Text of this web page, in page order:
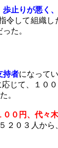
歩止りが悪く
令して組織し
った。
持者になってい
じて、１０
た。
００円、代々
２０３人から